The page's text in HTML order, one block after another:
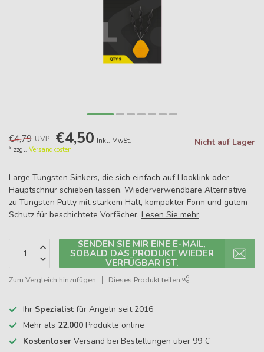
€4,79 UVP €4,50 Inkl. MwSt.
* zzgl. Versandkosten
Nicht auf Lager
Large Tungsten Sinkers, die sich einfach auf Hooklink oder
Hauptschnur schieben lassen. Wiederverwendbare Alternative
zu Tungsten Putty mit starkem Halt, kompakter Form und gutem
Schutz für beschichtete Vorfächer. Lesen Sie mehr.
SENDEN SIE MIR EINE E-MAIL,
SOBALD DAS PRODUKT WIEDER
VERFÜGBAR IST.
Zum Vergleich hinzufügen Dieses Produkt teilen
Ihr Spezialist für Angeln seit 2016
Mehr als 22.000 Produkte online
Kostenloser Versand bei Bestellungen über 99 €